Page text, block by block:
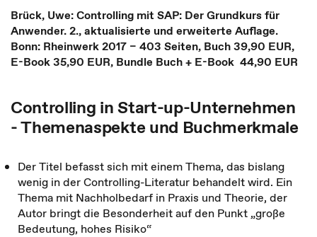
Brück, Uwe: Controlling mit SAP: Der Grundkurs für
Anwender. 2., aktualisierte und erweiterte Auflage.
Bonn: Rheinwerk 2017 – 403 Seiten, Buch 39,90 EUR,
E-Book 35,90 EUR, Bundle Buch + E-Book 44,90 EUR
Controlling in Start-up-Unternehmen
- Themenaspekte und Buchmerkmale
Der Titel befasst sich mit einem Thema, das bislang
wenig in der Controlling-Literatur behandelt wird. Ein
Thema mit Nachholbedarf in Praxis und Theorie, der
Autor bringt die Besonderheit auf den Punkt „große
Bedeutung, hohes Risiko“